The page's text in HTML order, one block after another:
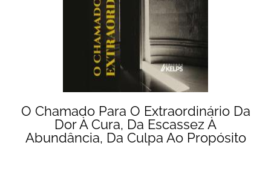
O Chamado Para O Extraordinário Da
Dor À Cura, Da Escassez À
Abundância, Da Culpa Ao Propósito